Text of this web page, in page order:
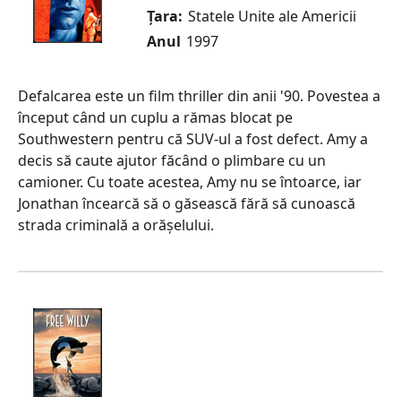
Țara: Statele Unite ale Americii
Anul 1997
Defalcarea este un film thriller din anii '90. Povestea a
început când un cuplu a rămas blocat pe
Southwestern pentru că SUV-ul a fost defect. Amy a
decis să caute ajutor făcând o plimbare cu un
camioner. Cu toate acestea, Amy nu se întoarce, iar
Jonathan încearcă să o găsească fără să cunoască
strada criminală a orășelului.